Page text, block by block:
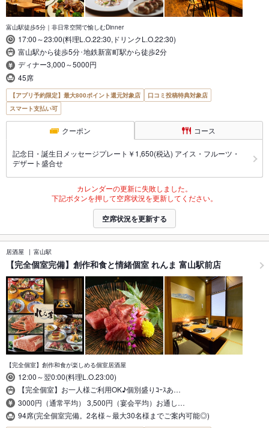
富山駅徒歩5分｜非日常空間で愉しむDinner
17:00～23:00(料理L.O.22:30,ドリンクL.O.22:30)
富山駅から徒歩5分･地鉄新富町駅から徒歩2分
ディナー3,000～5000円
45席
【アプリ予約限定】最大800ポイント還元対象店
口コミ投稿特典対象店
スマート支払い可
クーポン コース
記念日・誕生日メッセージプレート￥1,650(税込) アイス・フルーツ・
デザート盛合せ
カレンダーの更新に失敗しました。
下記ボタンを押して空席状況を更新してください。
空席状況を更新する
居酒屋 富山駅
【完全個室完備】創作和食と情緒個室 れんま 富山駅前店
【完全個室】創作和食が楽しめる個室居酒屋
12:00～翌0:00(料理L.O.23:00)
【完全個室】お一人様ご利用OK♪個別盛りｺｰｽあ…
3000円（通常平均） 3,500円（宴会平均）お通し…
94席(完全個室完備。2名様～最大30名様までご案内可能◎)